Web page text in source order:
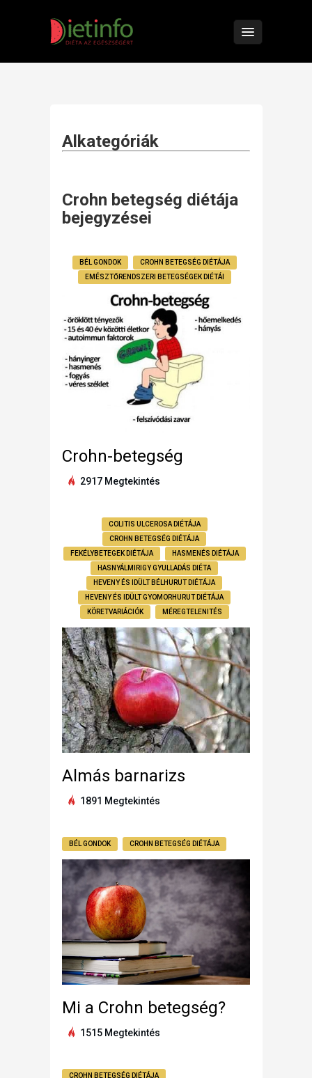
Alkategóriák
Crohn betegség diétája
bejegyzései
BÉL GONDOK
CROHN BETEGSÉG DIÉTÁJA
EMÉSZTŐRENDSZERI BETEGSÉGEK DIÉTÁI
Crohn-betegség
2917 Megtekintés
COLITIS ULCEROSA DIÉTÁJA
CROHN BETEGSÉG DIÉTÁJA
FEKÉLYBETEGEK DIÉTÁJA
HASMENÉS DIÉTÁJA
HASNYÁLMIRIGY GYULLADÁS DIÉTA
HEVENY ÉS IDÜLT BÉLHURUT DIÉTÁJA
HEVENY ÉS IDÜLT GYOMORHURUT DIÉTÁJA
KÖRETVARIÁCIÓK
MÉREGTELENITÉS
Almás barnarizs
1891 Megtekintés
BÉL GONDOK CROHN BETEGSÉG DIÉTÁJA
Mi a Crohn betegség?
1515 Megtekintés
CROHN BETEGSÉG DIÉTÁJA